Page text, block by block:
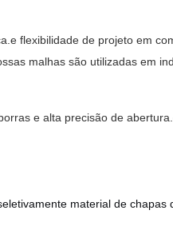
flexibilidade de projeto em
malhas são utilizadas em
e alta precisão de
material de